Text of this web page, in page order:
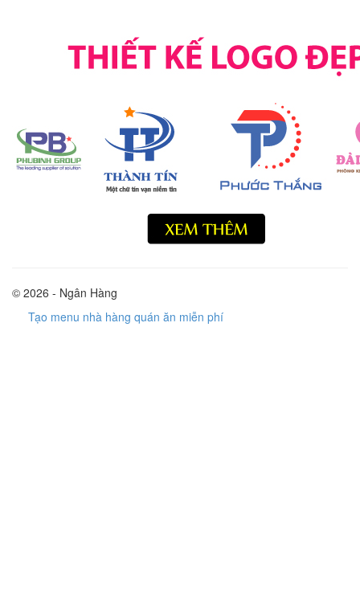
© 2026 - Ngân Hàng
Tạo menu nhà hàng quán ăn miễn phí